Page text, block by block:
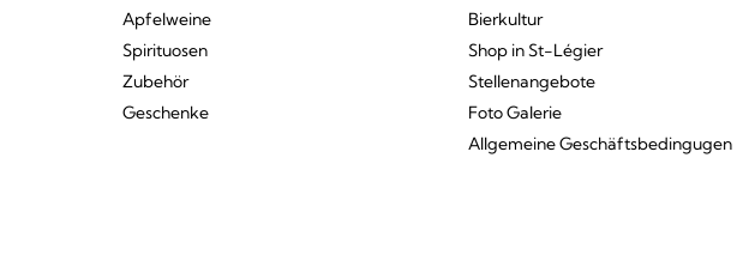
Apfelweine
Spirituosen
Zubehör
Geschenke
Bierkultur
Shop in St-Légier
Stellenangebote
Foto Galerie
Allgemeine Geschäftsbedingugen